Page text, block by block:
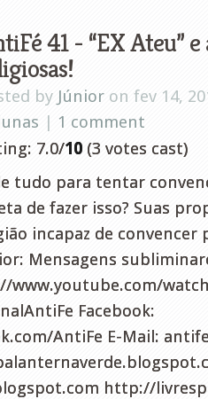
41 - “EX Ateu”
by Júnior on fev 14,
| 1 comment
7.0/10 (3 votes cast)
tudo para tentar
de fazer isso? Suas
incapaz de convencer
Mensagens
Facebook:
AntiFe E-Mail:
http://